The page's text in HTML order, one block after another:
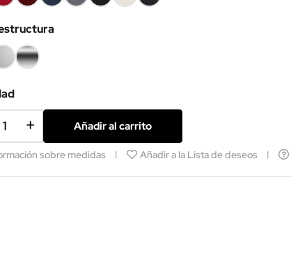
B109
B6098B8010B9
BlancaNegra
Cromada
Añadir al carrito
sobre medidas Añadir a la Lista de deseos